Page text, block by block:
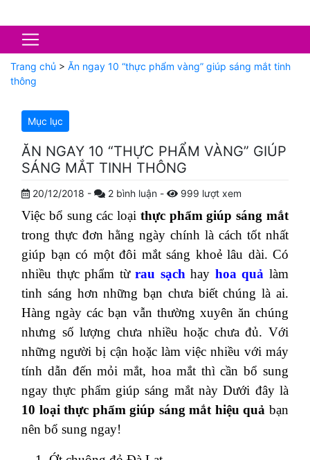
Trang chủ > Ăn ngay 10 “thực phẩm vàng” giúp sáng mắt tinh
thông
Mục lục